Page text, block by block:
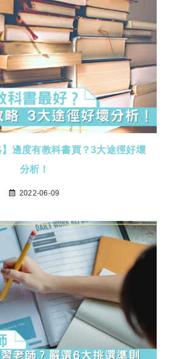
】邊度有教科書買？3大途徑好壞
分析！
2022-06-09